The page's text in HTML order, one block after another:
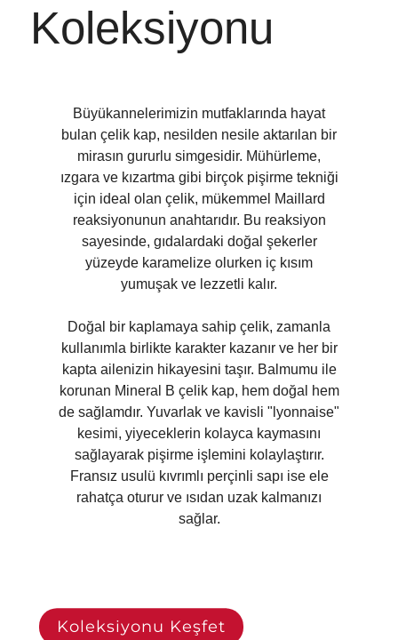
Koleksiyonu
Büyükannelerimizin mutfaklarında hayat
bulan çelik kap, nesilden nesile aktarılan bir
mirasın gururlu simgesidir. Mühürleme,
ızgara ve kızartma gibi birçok pişirme tekniği
için ideal olan çelik, mükemmel Maillard
reaksiyonunun anahtarıdır. Bu reaksiyon
sayesinde, gıdalardaki doğal şekerler
yüzeyde karamelize olurken iç kısım
yumuşak ve lezzetli kalır.
Doğal bir kaplamaya sahip çelik, zamanla
kullanımla birlikte karakter kazanır ve her bir
kapta ailenizin hikayesini taşır. Balmumu ile
korunan Mineral B çelik kap, hem doğal hem
de sağlamdır. Yuvarlak ve kavisli "lyonnaise"
kesimi, yiyeceklerin kolayca kaymasını
sağlayarak pişirme işlemini kolaylaştırır.
Fransız usulü kıvrımlı perçinli sapı ise ele
rahatça oturur ve ısıdan uzak kalmanızı
sağlar.
Koleksiyonu Keşfet